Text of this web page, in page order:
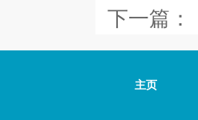
下一篇：
主页